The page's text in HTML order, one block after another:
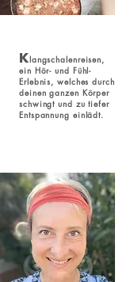
Klangschalenreisen,
ein Hör- und Fühl-
Erlebnis, welches durch
deinen ganzen Körper
schwingt und zu tiefer
Entspannung einlädt.